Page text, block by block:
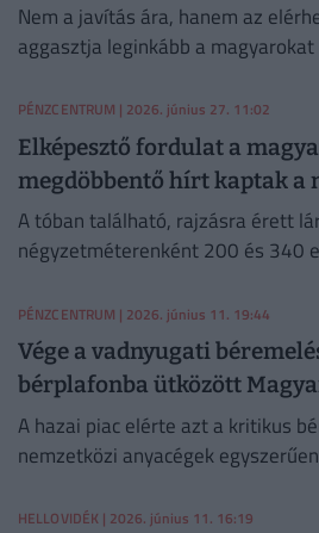
Nem a javítás ára, hanem az
aggasztja leginkább a
PÉNZCENTRUM | 2026. június 27. 11:02
Elképesztő fordulat a
megdöbbentő hírt kaptak a
A tóban található, rajzásra érett
négyzetméterenként 200 és 340
PÉNZCENTRUM | 2026. június 11. 19:44
Vége a vadnyugati
bérplafonba ütközött
A hazai piac elérte azt a kritikus
nemzetközi anyacégek
HELLOVIDÉK | 2026. június 11. 16:19